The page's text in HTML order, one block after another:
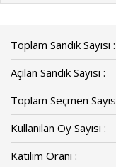
Toplam Sandık Sayısı :
Açılan Sandık Sayısı :
Toplam Seçmen
Kullanılan Oy Sayısı :
Katılım Oranı :